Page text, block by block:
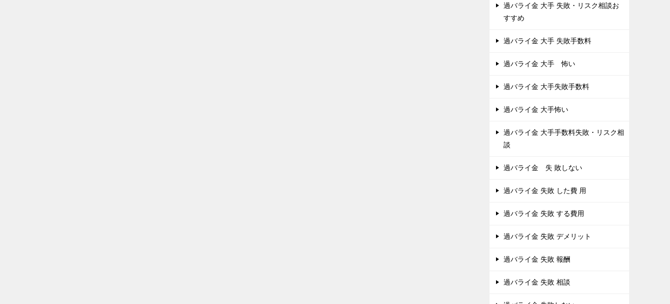
過バライ金 大手 失敗・リスク相談お
すすめ
過バライ金 大手 失敗手数料
過バライ金 大手 怖い
過バライ金 大手失敗手数料
過バライ金 大手怖い
過バライ金 大手手数料失敗・リスク相
談
過バライ金 失 敗しない
過バライ金 失敗 した費 用
過バライ金 失敗 する費用
過バライ金 失敗 デメリット
過バライ金 失敗 報酬
過バライ金 失敗 相談